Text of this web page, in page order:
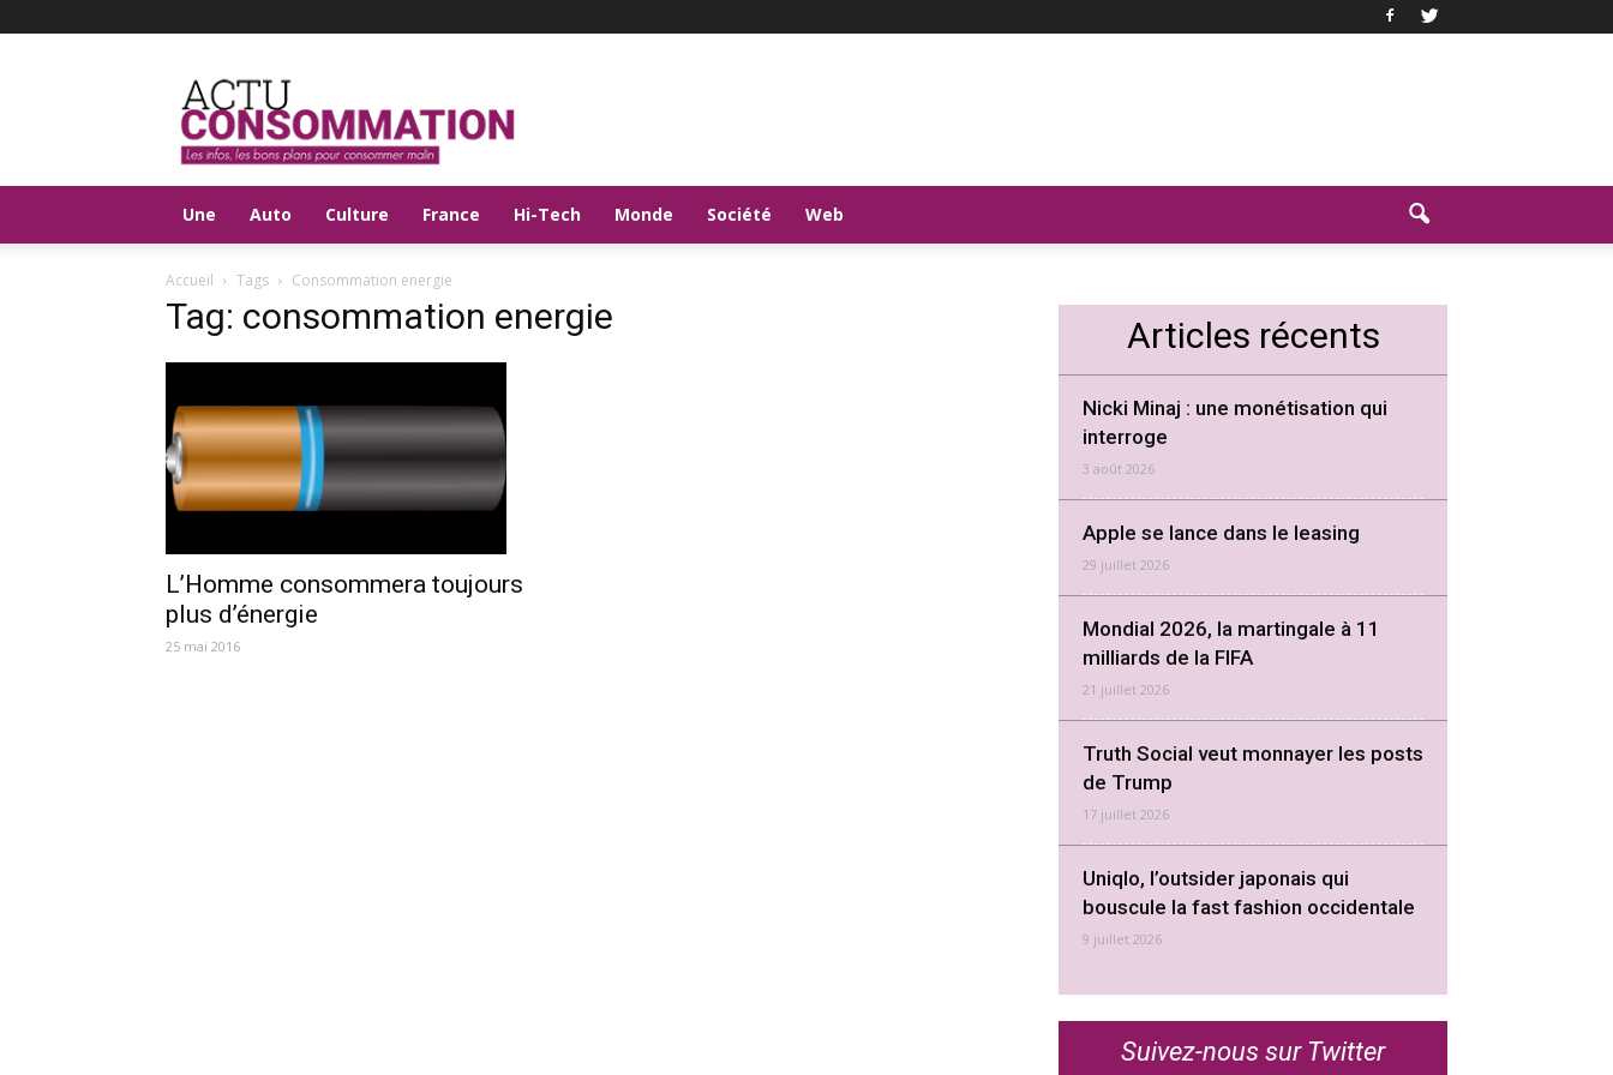
Actu
Consommation
Une Auto Culture France Hi-Tech Monde Société Web
Accueil Tags Consommation energie
Tag: consommation energie
L’Homme consommera toujours
plus d’énergie
25 mai 2016
Articles récents
Nicki Minaj : une monétisation qui
interroge
3 août 2026
Apple se lance dans le leasing
29 juillet 2026
Mondial 2026, la martingale à 11
milliards de la FIFA
21 juillet 2026
Truth Social veut monnayer les posts
de Trump
17 juillet 2026
Uniqlo, l’outsider japonais qui
bouscule la fast fashion occidentale
9 juillet 2026
Suivez-nous sur Twitter